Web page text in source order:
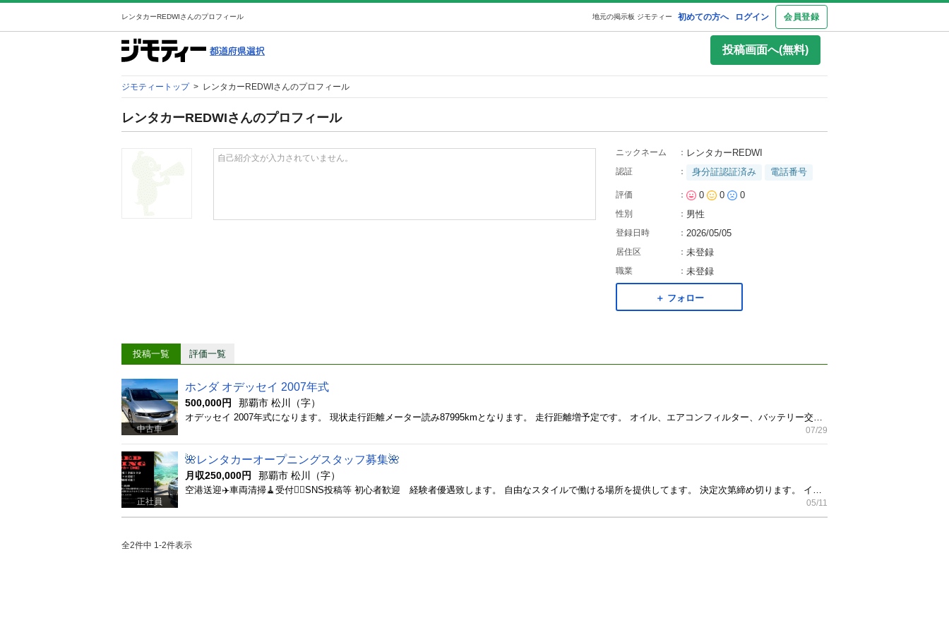
レンタカーREDWIさんのプロフィール 初めての方へ ログイン 会員登録
地元の掲示板 ジモティー
投稿画面へ(無料)
ジモティートップ > レンタカーREDWIさんのプロフィール
レンタカーREDWIさんのプロフィール
自己紹介文が入力されていません。
ニックネーム ： レンタカーREDWI
認証 ： 身分証認証済み 電話番号
評価 ： 0 0 0
性別 ： 男性
登録日時 ： 2026/05/05
居住区 ： 未登録
職業 ： 未登録
＋ フォロー
投稿一覧 評価一覧
中古車
ホンダ オデッセイ 2007年式
500,000円 那覇市 松川（字）
07/29
正社員
🌺レンタカーオープニングスタッフ募集🌺
月収250,000円 那覇市 松川（字）
05/11
全2件中 1-2件表示